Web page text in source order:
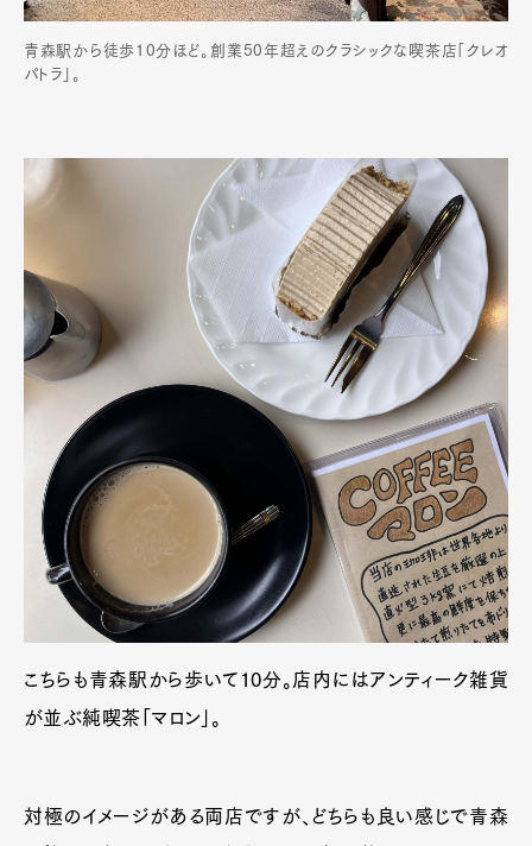
Art&Design Watch
Fashion
Gourmet
Cars
Product CultureLifestyle
Pen Membership
Magazine
Official Columnist
About
Contact
Pen Meet
Pen international Pen tw
青森駅から徒歩10分ほど。創業50年超えのクラシックな喫茶店「クレオ
パトラ」。
こちらも青森駅から歩いて10分。店内にはアンティーク雑貨
が並ぶ純喫茶「マロン」。
対極のイメージがある両店ですが、どちらも良い感じで青森